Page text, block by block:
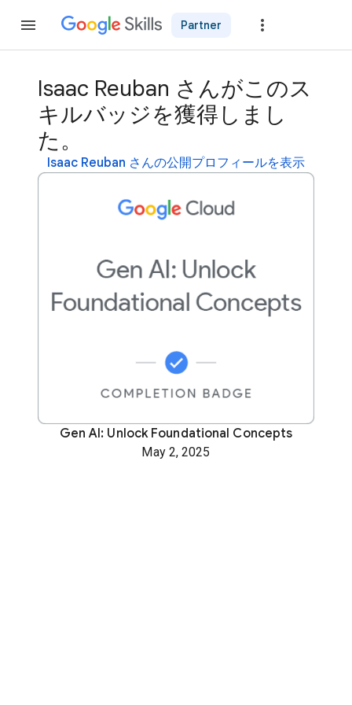
Partner
Isaac Reuban さんがこのス
キルバッジを獲得しまし
た。
Isaac Reuban さんの公開プロフィールを表示